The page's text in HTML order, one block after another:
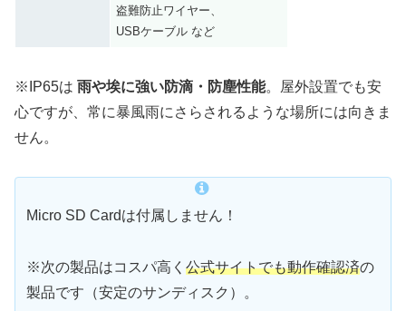
盗難防止ワイヤー、
USBケーブル など
※IP65は 雨や埃に強い防滴・防塵性能。屋外設置でも安
心ですが、常に暴風雨にさらされるような場所には向きま
せん。
Micro SD Cardは付属しません！
※次の製品はコスパ高く 公式サイトでも動作確認済の
製品です（安定のサンディスク）。